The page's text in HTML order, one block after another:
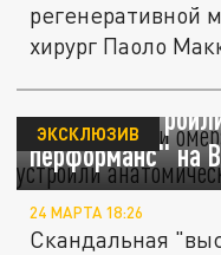
регенеративной
хирург Паоло
"Это скотство и
для чего
перформанс" на
ЭКСКЛЮЗИВ
24 МАРТА 18:26
Скандальная